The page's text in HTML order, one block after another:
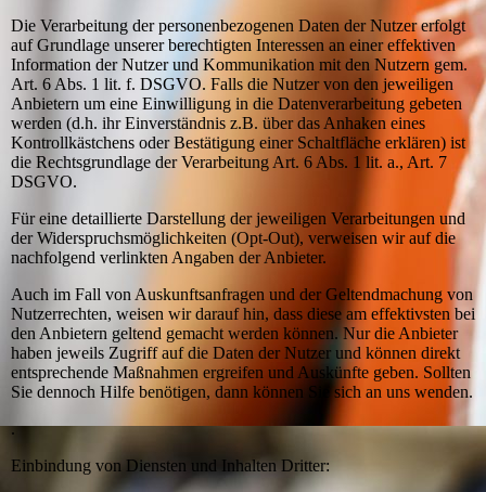
Die Verarbeitung der personenbezogenen Daten der Nutzer erfolgt
auf Grundlage unserer berechtigten Interessen an einer effektiven
Information der Nutzer und Kommunikation mit den Nutzern gem.
Art. 6 Abs. 1 lit. f. DSGVO. Falls die Nutzer von den jeweiligen
Anbietern um eine Einwilligung in die Datenverarbeitung gebeten
werden (d.h. ihr Einverständnis z.B. über das Anhaken eines
Kontrollkästchens oder Bestätigung einer Schaltfläche erklären) ist
die Rechtsgrundlage der Verarbeitung Art. 6 Abs. 1 lit. a., Art. 7
DSGVO.
Für eine detaillierte Darstellung der jeweiligen Verarbeitungen und
der Widerspruchsmöglichkeiten (Opt-Out), verweisen wir auf die
nachfolgend verlinkten Angaben der Anbieter.
Auch im Fall von Auskunftsanfragen und der Geltendmachung von
Nutzerrechten, weisen wir darauf hin, dass diese am effektivsten bei
den Anbietern geltend gemacht werden können. Nur die Anbieter
haben jeweils Zugriff auf die Daten der Nutzer und können direkt
entsprechende Maßnahmen ergreifen und Auskünfte geben. Sollten
Sie dennoch Hilfe benötigen, dann können Sie sich an uns wenden.
.
Einbindung von Diensten und Inhalten Dritter: